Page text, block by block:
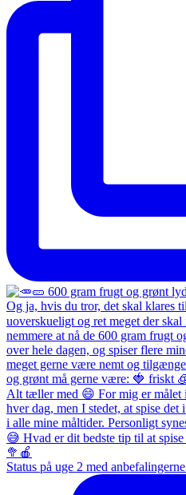
Status på uge 2 med anbefalingerne